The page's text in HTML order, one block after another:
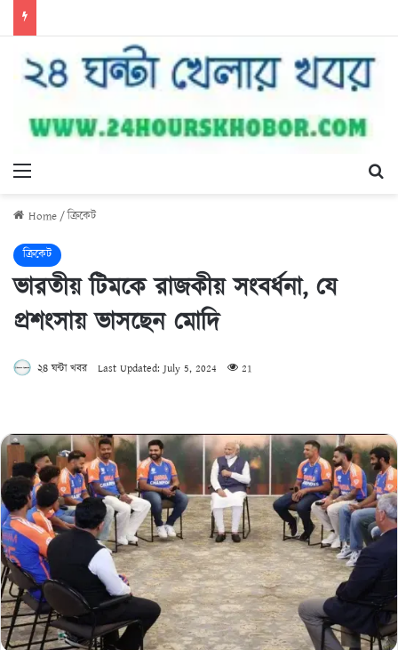
Menu
Home/ক্রিকেট
ক্রিকেট
ভারতীয় টিমকে রাজকীয় সংবর্ধনা, যে
প্রশংসায় ভাসছেন মোদি
২৪ ঘন্টা খবর Last Updated: July 5, 2024 21